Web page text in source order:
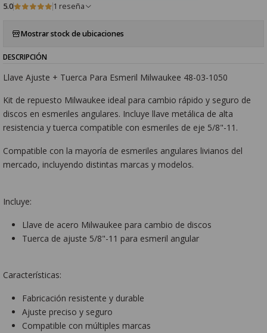
5.0 1 reseña
Mostrar stock de ubicaciones
DESCRIPCIÓN
Llave Ajuste + Tuerca Para Esmeril Milwaukee 48-03-1050
Kit de repuesto Milwaukee ideal para cambio rápido y seguro de
discos en esmeriles angulares. Incluye llave metálica de alta
resistencia y tuerca compatible con esmeriles de eje 5/8"-11.
Compatible con la mayoría de esmeriles angulares livianos del
mercado, incluyendo distintas marcas y modelos.
Incluye:
Llave de acero Milwaukee para cambio de discos
Tuerca de ajuste 5/8"-11 para esmeril angular
Características:
Fabricación resistente y durable
Ajuste preciso y seguro
Compatible con múltiples marcas